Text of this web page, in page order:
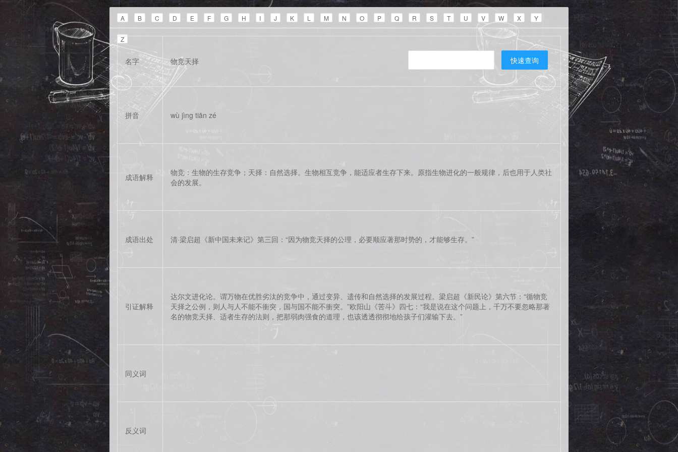
A B C D E F G H I J K L M N O P Q R S T U V W X Y
Z
名字 物竞天择 快速查询
拼音 wù jìng tiān zé
成语解释
物竞：生物的生存竞争；天择：自然选择。生物相互竞争，能适应者生存下来。原指生物进化的一般规律，后也用于人类社
会的发展。
成语出处 清·梁启超《新中国未来记》第三回：“因为物竞天择的公理，必要顺应著那时势的，才能够生存。”
引证解释
达尔文进化论。谓万物在优胜劣汰的竞争中，通过变异、遗传和自然选择的发展过程。梁启超《新民论》第六节：“循物竞
天择之公例，则人与人不能不衝突，国与国不能不衝突。”欧阳山《苦斗》四七：“我是说在这个问题上，千万不要忽略那著
名的物竞天择、适者生存的法则，把那弱肉强食的道理，也该透透彻彻地给孩子们灌输下去。”
同义词
反义词